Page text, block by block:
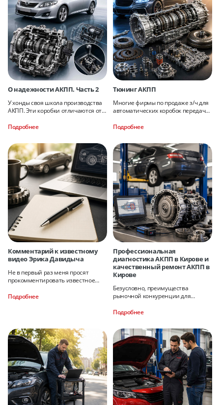
О надежности АКПП. Часть 2
У хонды своя школа производства
АКПП. Эти коробки отличаются от
Подробнее
Тюнинг АКПП
Многие фирмы по продаже з/ч для
автоматических коробок передач
продукции
Подробнее
Комментарий к известному
видео Эрика Давидыча
Не в первый раз меня просят
прокомментировать известное
Подробнее
Профессиональная
диагностика АКПП в Кирове и
качественный ремонт АКПП в
Кирове
Безусловно, преимущества
рыночной конкуренции для
исполнения любой услуги
Подробнее